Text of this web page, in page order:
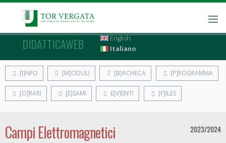
DIDATTICAWEB
English
Italiano
[I]NFO [M]ODULI [B]ACHECA [P]ROGRAMMA
[O]RARI [E]SAMI E[V]ENTI [F]ILES
Campi Elettromagnetici 2023/2024